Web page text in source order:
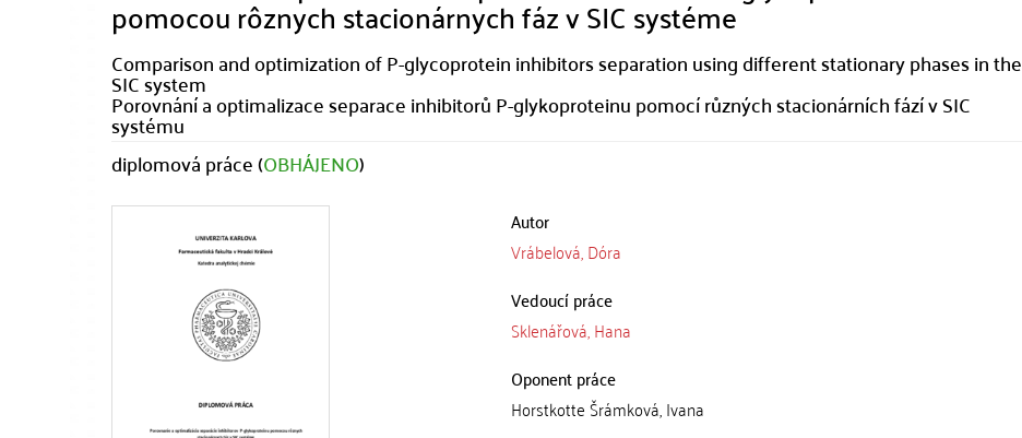
pomocou rôznych stacionárnych fáz v SIC systéme
Comparison and optimization of P-glycoprotein inhibitors separation using different stationary phases in the
SIC system
Porovnání a optimalizace separace inhibitorů P-glykoproteinu pomocí různých stacionárních fází v SIC
systému
diplomová práce (OBHÁJENO)
Autor
Vrábelová, Dóra
Vedoucí práce
Sklenářová, Hana
Oponent práce
Horstkotte Šrámková, Ivana